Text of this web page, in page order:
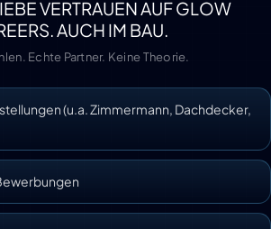
VERTRAUEN AUF GLOW
AUCH IM BAU.
Echte Partner. Keine Theorie.
(u.a. Zimmermann, Dachdecker,